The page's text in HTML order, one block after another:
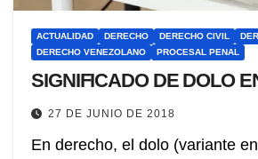
ACTUALIDAD DERECHO DERECHO CIVIL
DERECHO VENEZOLANO
PROCESAL PENAL
SIGNIFICADO DE DOLO
27 DE JUNIO DE 2018
En derecho, el dolo (variante